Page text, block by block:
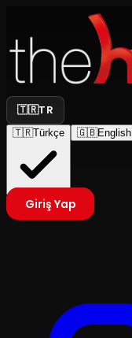
🇹🇷TR
🇹🇷Türkçe 🇬🇧English
Giriş Yap